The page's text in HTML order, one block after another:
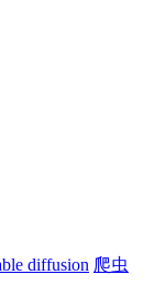
是 C# 中的特
diffusion 爬虫